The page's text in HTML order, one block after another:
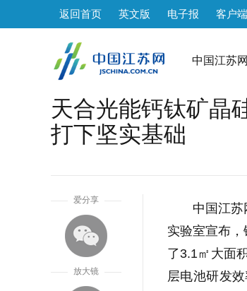
返回首页 英文版 电子报 客户端
中国江苏网
天合光能钙钛矿晶
打下坚实基础
爱分享
放大镜
中国江
实验室宣布
了3.1㎡大面
层电池研发